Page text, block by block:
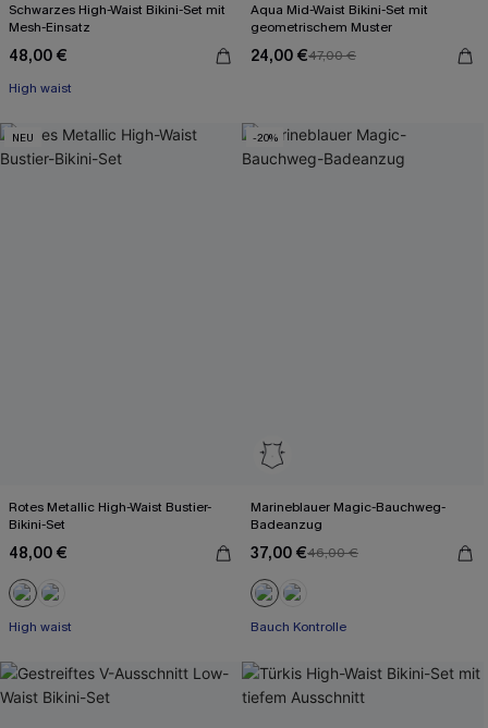
Schwarzes High-Waist Bikini-Set mit
Mesh-Einsatz
48,00 €
High waist
Aqua Mid-Waist Bikini-Set mit
geometrischem Muster
24,00 €47,00 €
NEU
Rotes Metallic High-Waist Bustier-
Bikini-Set
48,00 €
High waist
-20%
Marineblauer Magic-Bauchweg-
Badeanzug
37,00 €46,00 €
Bauch Kontrolle